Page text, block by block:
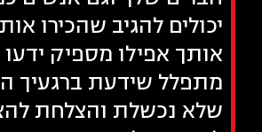
יכולים להגיב שהכירו
אותך אפילו מספיק ידעו
מתפלל שידעת ברגעיך
שלא נכשלת והצלחת